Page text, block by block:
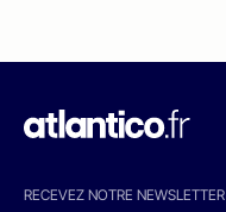
RECEVEZ NOTRE NEWSLETTER